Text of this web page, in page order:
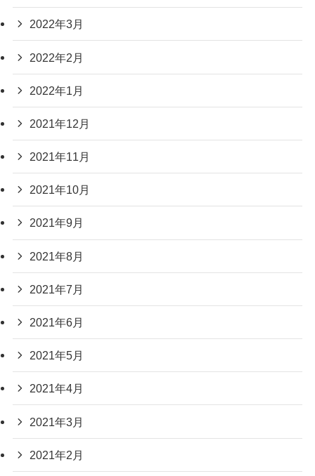
2022年3月
2022年2月
2022年1月
2021年12月
2021年11月
2021年10月
2021年9月
2021年8月
2021年7月
2021年6月
2021年5月
2021年4月
2021年3月
2021年2月